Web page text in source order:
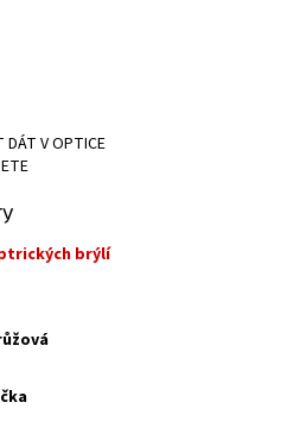
DÁT V OPTICE
brýlí